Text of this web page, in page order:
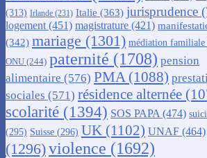
(313) Irlande (231) Italie (363) jurisprudence
logement (451) magistrature (421)
(342) mariage (1301) médiation familiale
ONU (244) paternité (1708) pension
alimentaire (576) PMA(1088)
sociales (571) résidence alternée
scolarité (1394) SOS PAPA(474)
(295) Suisse (296) UK (1102) UNAF (464)
(1296)violence (1692)